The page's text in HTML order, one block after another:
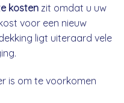
kosten zit omdat u uw
voor een nieuw
ligt uiteraard vele
is om te voorkomen